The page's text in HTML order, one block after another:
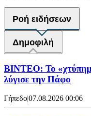
Ροή ειδήσεων
Δημοφιλή
ΒΙΝΤΕΟ: Το
λύγισε την Πάφο
Γήπεδο|07.08.2026 00:06